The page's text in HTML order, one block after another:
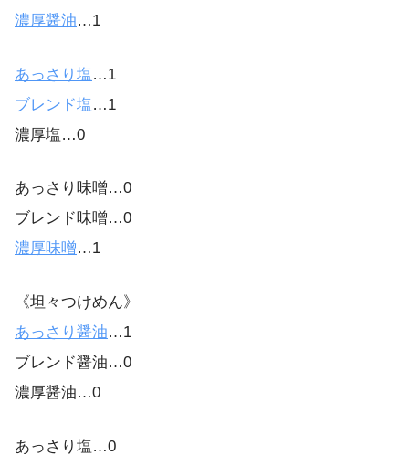
濃厚醤油…1
あっさり塩…1
ブレンド塩…1
濃厚塩…0
あっさり味噌…0
ブレンド味噌…0
濃厚味噌…1
《坦々つけめん》
あっさり醤油…1
ブレンド醤油…0
濃厚醤油…0
あっさり塩…0